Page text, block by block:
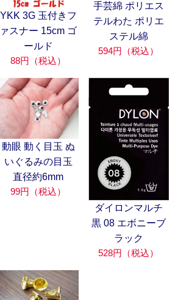
YKK 3G 玉付きフ
ァスナー 15cm ゴ
ールド
88円（税込）
手芸綿 ポリエス
テルわた ポリエ
ステル綿
594円（税込）
動眼 動く目玉 ぬ
いぐるみの目玉
直径約6mm
99円（税込）
ダイロンマルチ
黒 08 エボニーブ
ラック
528円（税込）